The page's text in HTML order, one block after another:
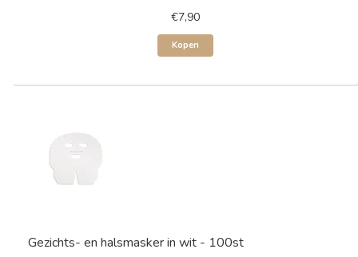
€7,90
Kopen
Gezichts- en halsmasker in wit - 100st